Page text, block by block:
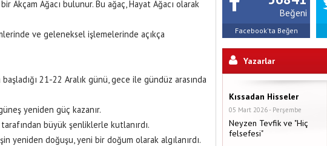
Akçam Ağacı bulunur. Bu ağaç, Hayat Ağacı olarak
ve geleneksel işlemelerinde açıkça
21-22 Aralık günü, gece ile gündüz arasında
yeniden güç kazanır.
büyük şenliklerle kutlanırdı.
yeniden doğuşu, yeni bir doğum olarak algılanırdı.
Beğeni
Facebook'ta Beğen
Yazarlar
Kıssadan Hisseler
05 Mart 2026 - Perşembe
Neyzen Tevfik ve "Hiç
felsefesi"